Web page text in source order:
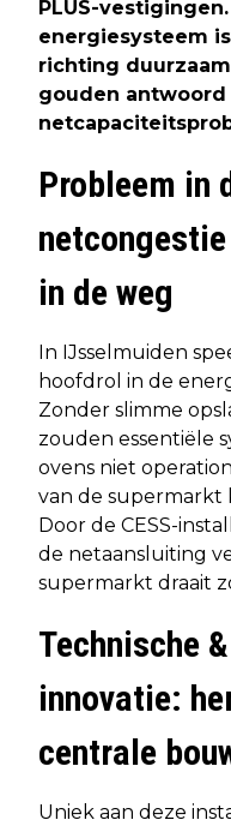
PLUS-
energiesysteem
richting
gouden antwoord
Probleem in
in de weg
In IJsselmuiden
hoofdrol in de
Zonder slimme
zouden essentiële
ovens niet
van de supermarkt
Door de CESS-
de netaansluiting
supermarkt draait
Technische
innovatie:
centrale
Uniek aan deze